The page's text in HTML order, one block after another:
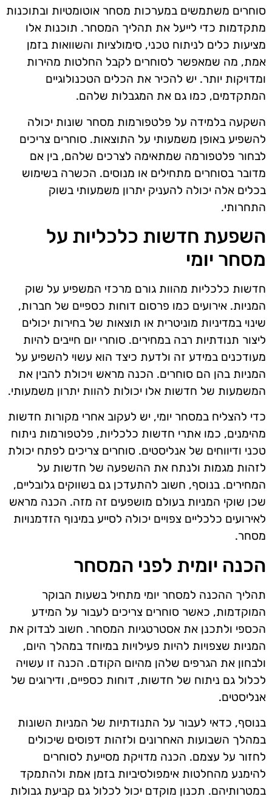
סוחרים משתמשים במערכות מסחר אוטומטיות ובתוכנות
מתקדמות כדי לייעל את תהליך המסחר. תוכנות אלו
מציעות כלים לניתוח טכני, סימולציות והשוואות בזמן
אמת, מה שמאפשר לסוחרים לקבל החלטות מהירות
ומדויקות יותר. יש להכיר את הכלים הטכנולוגיים
המתקדמים, כמו גם את המגבלות שלהם.
השקעה בלמידה על פלטפורמות מסחר שונות יכולה
להשפיע באופן משמעותי על התוצאות. סוחרים צריכים
לבחור פלטפורמה שמתאימה לצרכים שלהם, בין אם
מדובר בסוחרים מתחילים או מנוסים. הכשרה בשימוש
בכלים אלה יכולה להעניק יתרון משמעותי בשוק
התחרותי.
השפעת חדשות כלכליות על
מסחר יומי
חדשות כלכליות מהוות גורם מרכזי המשפיע על שוק
המניות. אירועים כמו פרסום דוחות כספיים של חברות,
שינוי במדיניות מוניטרית או תוצאות של בחירות יכולים
ליצור תנודתיות רבה במחירים. סוחרי יום חייבים להיות
מעודכנים במידע זה ולדעת כיצד הוא עשוי להשפיע על
המניות בהן הם סוחרים. הכנה מראש ויכולת להבין את
המשמעות של חדשות אלו יכולות להוות יתרון משמעותי.
כדי להצליח במסחר יומי, יש לעקוב אחרי מקורות חדשות
מהימנים, כמו אתרי חדשות כלכליות, פלטפורמות ניתוח
טכני ודיווחים של אנליסטים. סוחרים צריכים לפתח יכולת
לזהות מגמות ולנתח את ההשפעה של חדשות על
המחירים. בנוסף, חשוב להתעדכן גם בשווקים גלובליים,
שכן שוקי המניות בעולם מושפעים זה מזה. הכנה מראש
לאירועים כלכליים צפויים יכולה לסייע במינוף הזדמנויות
מסחר.
הכנה יומית לפני המסחר
תהליך ההכנה למסחר יומי מתחיל בשעות הבוקר
המוקדמות, כאשר סוחרים צריכים לעבור על המידע
הכספי ולתכנן את אסטרטגיות המסחר. חשוב לבדוק את
המניות שצפויות להיות פעילויות במיוחד במהלך היום,
ולבחון את הגרפים שלהן מהיום הקודם. הכנה זו עשויה
לכלול גם ניתוח של חדשות, דוחות כספיים, ודירוגים של
אנליסטים.
בנוסף, כדאי לעבור על התנודתיות של המניות השונות
במהלך השבועות האחרונים ולזהות דפוסים שיכולים
לחזור על עצמם. הכנה מדויקת מסייעת לסוחרים
להימנע מהחלטות אימפולסיביות בזמן אמת ולהתמקד
במטרותיהם. תכנון מוקדם יכול לכלול גם קביעת גבולות